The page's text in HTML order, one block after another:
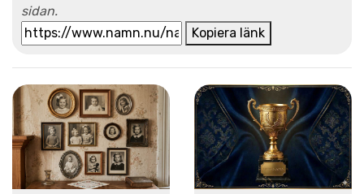
sidan.
Kopiera länk